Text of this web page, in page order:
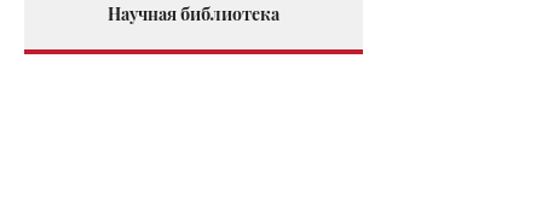
Научная библиотека